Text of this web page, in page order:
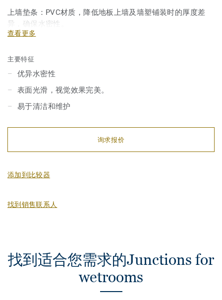
上墙垫条：PVC材质，降低地板上墙及墙塑铺装时的厚度差
异，确保水密性。
查看更多
主要特征
优异水密性
表面光滑，视觉效果完美。
易于清洁和维护
询求报价
添加到比较器
找到销售联系人
找到适合您需求的Junctions for
wetrooms